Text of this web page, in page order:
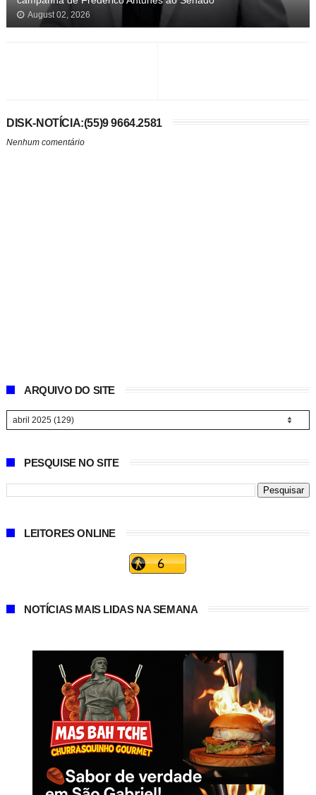
August 02, 2026
DISK-NOTÍCIA:(55)9 9664.2581
Nenhum comentário
ARQUIVO DO SITE
PESQUISE NO SITE
LEITORES ONLINE
NOTÍCIAS MAIS LIDAS NA SEMANA